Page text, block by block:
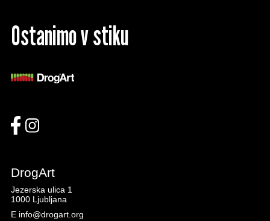
Ostanimo v stiku
DrogArt
Jezerska ulica 1
1000 Ljubljana
E info@drogart.org